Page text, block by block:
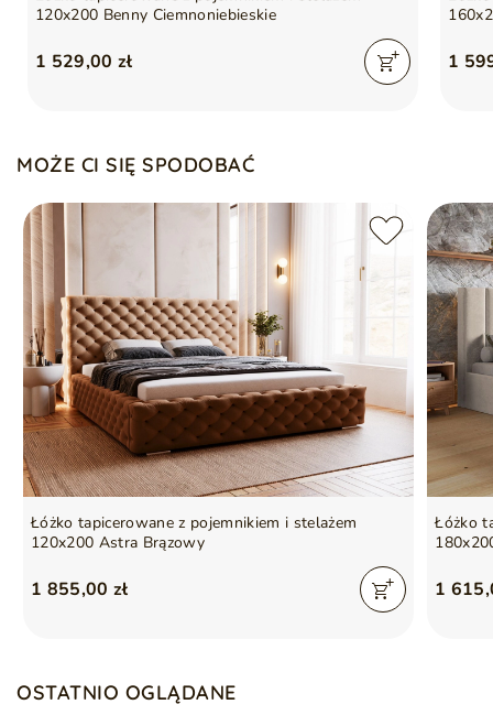
Drewniany stelaż pod materac w zestawie
Miękko wykończone tapicerowane wezgłowie
120x200 Benny Ciemnoniebieskie
1 529,00 zł 1
MOŻE CI SIĘ SPODOBAĆ
Łóżko tapicerowane z pojemnikiem i stelażem
120x200 Astra Brązowy
1 855,00 zł
Łóżko
1
OSTATNIO OGLĄDANE